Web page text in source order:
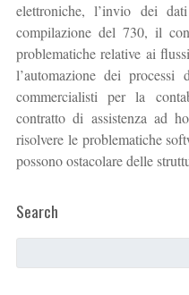
elettroniche, l’invio dei
compilazione del 730, il
problematiche relative ai
l’automazione dei
commercialisti per la
contratto di assistenza ad
risolvere le problematiche
possono ostacolare delle
Search